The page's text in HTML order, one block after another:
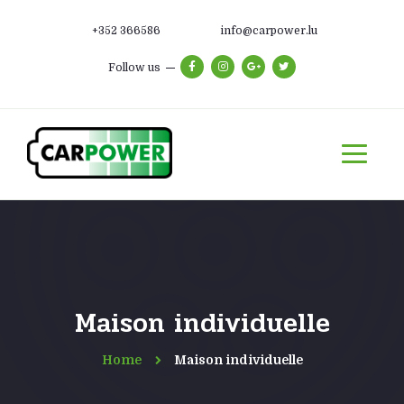
+352 366586 info@carpower.lu
Follow us
Maison individuelle
Home Maison individuelle